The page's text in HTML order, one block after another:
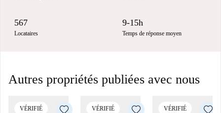
567
Locataires
9-15h
Temps de réponse moyen
Autres propriétés publiées avec nous
VÉRIFIÉ VÉRIFIÉ VÉRIFIÉ